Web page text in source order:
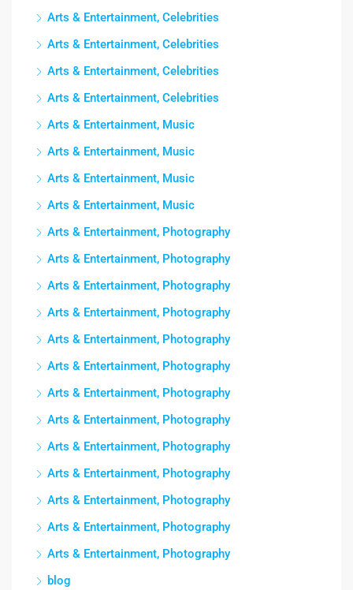
Arts & Entertainment, Celebrities
Arts & Entertainment, Celebrities
Arts & Entertainment, Celebrities
Arts & Entertainment, Celebrities
Arts & Entertainment, Music
Arts & Entertainment, Music
Arts & Entertainment, Music
Arts & Entertainment, Music
Arts & Entertainment, Photography
Arts & Entertainment, Photography
Arts & Entertainment, Photography
Arts & Entertainment, Photography
Arts & Entertainment, Photography
Arts & Entertainment, Photography
Arts & Entertainment, Photography
Arts & Entertainment, Photography
Arts & Entertainment, Photography
Arts & Entertainment, Photography
Arts & Entertainment, Photography
Arts & Entertainment, Photography
Arts & Entertainment, Photography
blog